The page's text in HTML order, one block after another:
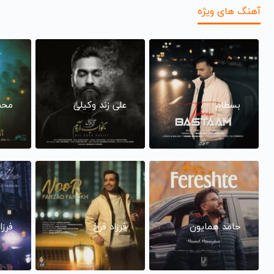
آهنگ های ویژه
بسطام علی زند وکیلی
حامد همایون فرزاد فرخ